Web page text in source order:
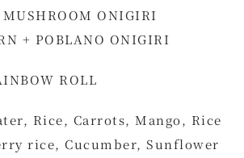
MUSHROOM ONIGIRI
+ POBLANO ONIGIRI
ROLL
Rice, Carrots, Mango, Rice
rice, Cucumber, Sunflower